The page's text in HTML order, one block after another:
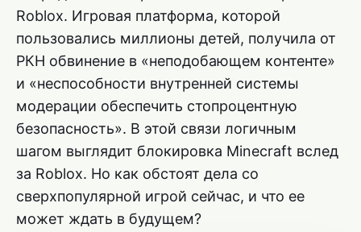
Roblox. Игровая платформа, которой
пользовались миллионы детей, получила от
РКН обвинение в «неподобающем контенте»
и «неспособности внутренней системы
модерации обеспечить стопроцентную
безопасность». В этой связи логичным
шагом выглядит блокировка Minecraft вслед
за Roblox. Но как обстоят дела со
сверхпопулярной игрой сейчас, и что ее
может ждать в будущем?